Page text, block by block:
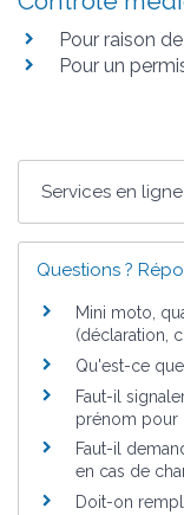
Pour raison
Pour un
Services en
Questions ?
Mini moto,
(déclaration,
Qu'est-ce
Faut-il
prénom pour
Faut-il
en cas de
Doit-on